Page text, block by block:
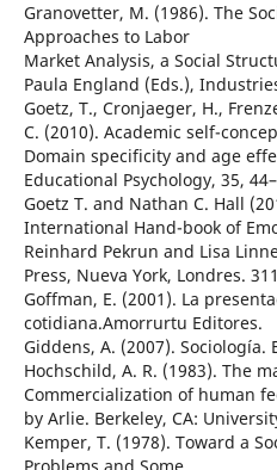
Granovetter, M. (1986). The
Approaches to Labor
Market Analysis, a Social
Paula England (Eds.),
Goetz, T., Cronjaeger, H.,
C. (2010). Academic self-
Domain specificity and age
Educational Psychology, 35,
Goetz T. and Nathan C. Hall
International Hand-book of
Reinhard Pekrun and Lisa
Press, Nueva York, Londres.
Goffman, E. (2001). La
cotidiana.Amorrurtu Editores.
Giddens, A. (2007). Sociología.
Hochschild, A. R. (1983). The
Commercialization of human
by Arlie. Berkeley, CA:
Kemper, T. (1978). Toward a